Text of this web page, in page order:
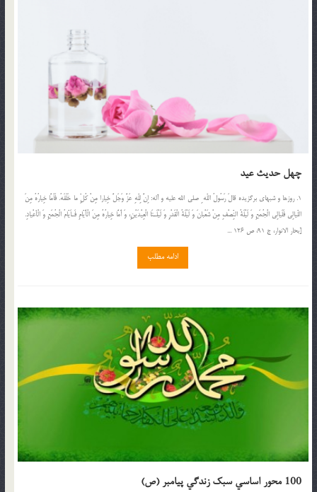
چهل حدیث عید
1. روزها و شبهاى برگزيده قالَ رَسُولُ اللّه ِ صلي الله عليه و آله: اِنَّ لِلّهِ عَزَّ وَجَلَّ خِيارا مِنْ كُلِّ ما خَلَقَهُ. فَاَمَّا خِيارُهُ مِنَ
اللّيالِى فَلَيالِى الْجُمَعِ وَ لَيْلَةُ النِّصْفِ مِنْ شَعْبانَ وَ لَيْلَةُ الْقَدْرِ وَ لَيْلَـتَا الْعِيْدَيْنِ، وَ أَمَّا خِيارُهُ مِنَ الْأَيّامِ فَـاَيّامُ الْجُمَعِ وَ الْأعْيادِ.
[بحار الانوار، ج 91، ص 126 ...
ادامه مطلب
100 محور اساسي سبک زندگي پيامبر (ص)